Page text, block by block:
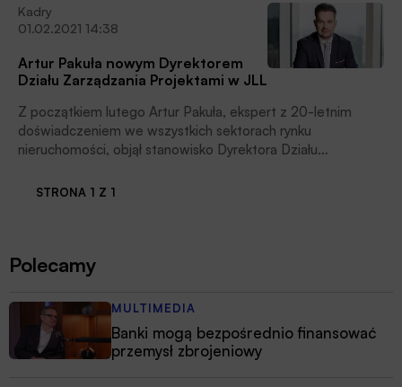
Kadry
01.02.2021 14:38
Artur Pakuła nowym Dyrektorem
Działu Zarządzania Projektami w JLL
Z początkiem lutego Artur Pakuła, ekspert z 20-letnim
doświadczeniem we wszystkich sektorach rynku
nieruchomości, objął stanowisko Dyrektora Działu
doradczej JLL (JLL Project & Development Services –
STRONA 1 Z 1
Polecamy
MULTIMEDIA
Banki mogą bezpośrednio finansować
przemysł zbrojeniowy